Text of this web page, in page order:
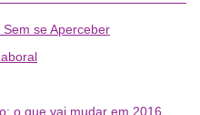
se Aperceber
o que vai mudar em 2016